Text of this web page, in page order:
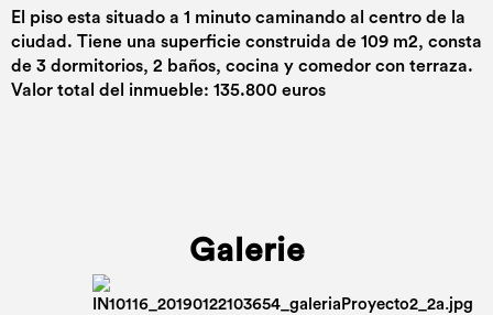
El piso esta situado a 1 minuto caminando al centro de la
ciudad. Tiene una superficie construida de 109 m2, consta
de 3 dormitorios, 2 baños, cocina y comedor con terraza.
Valor total del inmueble: 135.800 euros
Galerie